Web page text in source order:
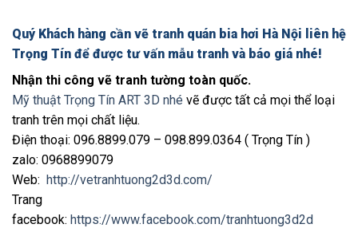
Quý Khách hàng cần vẽ tranh quán bia hơi Hà Nội liên hệ
Trọng Tín để được tư vấn mẫu tranh và báo giá nhé!
Nhận thi công vẽ tranh tường toàn quốc.
Mỹ thuật Trọng Tín ART 3D nhé vẽ được tất cả mọi thể loại
tranh trên mọi chất liệu.
Điện thoại: 096.8899.079 – 098.899.0364 ( Trọng Tín )
zalo: 0968899079
Web: http://vetranhtuong2d3d.com/
Trang
facebook: https://www.facebook.com/tranhtuong3d2d